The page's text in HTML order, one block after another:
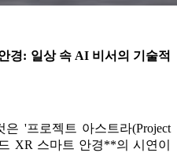
경: 일상 속 AI 비서의 기술적
'프로젝트 아스트라(Project
XR 스마트 안경**의 시연이